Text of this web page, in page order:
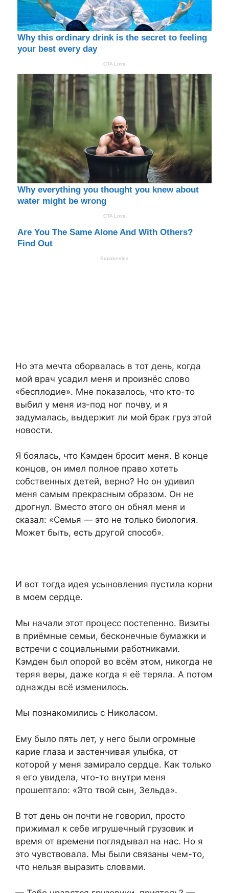
Но эта мечта оборвалась в тот день, когда
мой врач усадил меня и произнёс слово
«бесплодие». Мне показалось, что кто-то
выбил у меня из-под ног почву, и я
задумалась, выдержит ли мой брак груз этой
новости.
Я боялась, что Кэмден бросит меня. В конце
концов, он имел полное право хотеть
собственных детей, верно? Но он удивил
меня самым прекрасным образом. Он не
дрогнул. Вместо этого он обнял меня и
сказал: «Семья — это не только биология.
Может быть, есть другой способ».
И вот тогда идея усыновления пустила корни
в моем сердце.
Мы начали этот процесс постепенно. Визиты
в приёмные семьи, бесконечные бумажки и
встречи с социальными работниками.
Кэмден был опорой во всём этом, никогда не
теряя веры, даже когда я её теряла. А потом
однажды всё изменилось.
Мы познакомились с Николасом.
Ему было пять лет, у него были огромные
карие глаза и застенчивая улыбка, от
которой у меня замирало сердце. Как только
я его увидела, что-то внутри меня
прошептало: «Это твой сын, Зельда».
В тот день он почти не говорил, просто
прижимал к себе игрушечный грузовик и
время от времени поглядывал на нас. Но я
это чувствовала. Мы были связаны чем-то,
что нельзя выразить словами.